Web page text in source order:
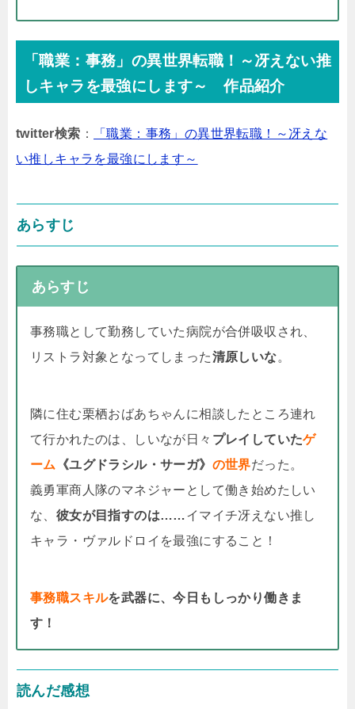
「職業：事務」の異世界転職！～冴えない推
しキャラを最強にします～ 作品紹介
twitter検索 ：
「職業：事務」の異世界転職！～冴えな
い推しキャラを最強にします～
あらすじ
あらすじ
事務職として勤務していた病院が合併吸収され、
リストラ対象となってしまった清原しいな。
隣に住む栗栖おばあちゃんに相談したところ連れ
て行かれたのは、しいなが日々 プレイしていたゲ
ーム
《ユグドラシル・サーガ》 の世界だった。
義勇軍商人隊のマネジャーとして働き始めたしい
な、 彼女が目指すのは……イマイチ冴えない推し
キャラ・ヴァルドロイを最強にすること！
事務職スキルを武器に、今日もしっかり働きま
す！
読んだ感想